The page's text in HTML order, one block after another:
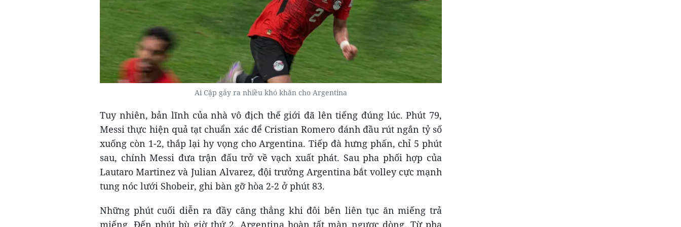
Ai Cập gây ra nhiều khó khăn cho Argentina
Tuy nhiên, bản lĩnh của nhà vô địch thế giới đã lên tiếng đúng lúc. Phút 79,
Messi thực hiện quả tạt chuẩn xác để Cristian Romero đánh đầu rút ngắn tỷ số
xuống còn 1-2, thắp lại hy vọng cho Argentina. Tiếp đà hưng phấn, chỉ 5 phút
sau, chính Messi đưa trận đấu trở về vạch xuất phát. Sau pha phối hợp của
Lautaro Martinez và Julian Alvarez, đội trưởng Argentina bắt volley cực mạnh
tung nóc lưới Shobeir, ghi bàn gỡ hòa 2-2 ở phút 83.
Những phút cuối diễn ra đầy căng thẳng khi đôi bên liên tục ăn miếng trả
miếng. Đến phút bù giờ thứ 2, Argentina hoàn tất màn ngược dòng. Từ pha